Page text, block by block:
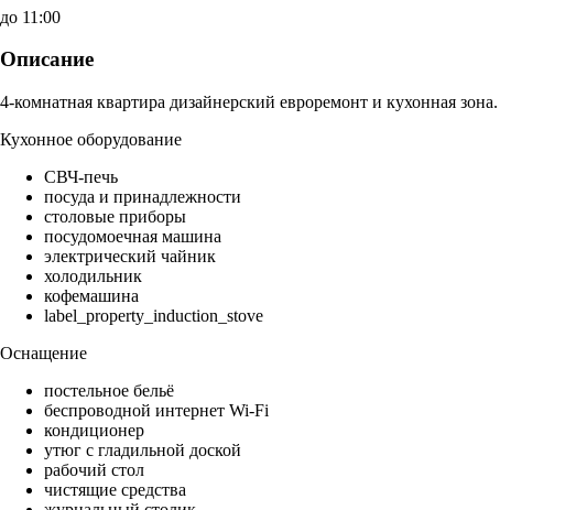
до 11:00
Описание
4-комнатная квартира дизайнерский евроремонт и кухонная зона.
Кухонное оборудование
СВЧ-печь
посуда и принадлежности
столовые приборы
посудомоечная машина
электрический чайник
холодильник
кофемашина
label_property_induction_stove
Оснащение
постельное бельё
беспроводной интернет Wi-Fi
кондиционер
утюг с гладильной доской
рабочий стол
чистящие средства